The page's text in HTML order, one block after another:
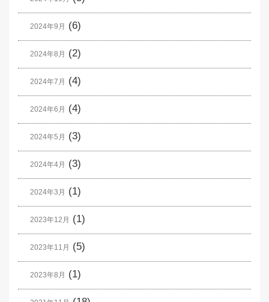
2024年9月 (6)
2024年8月 (2)
2024年7月 (4)
2024年6月 (4)
2024年5月 (3)
2024年4月 (3)
2024年3月 (1)
2023年12月 (1)
2023年11月 (5)
2023年8月 (1)